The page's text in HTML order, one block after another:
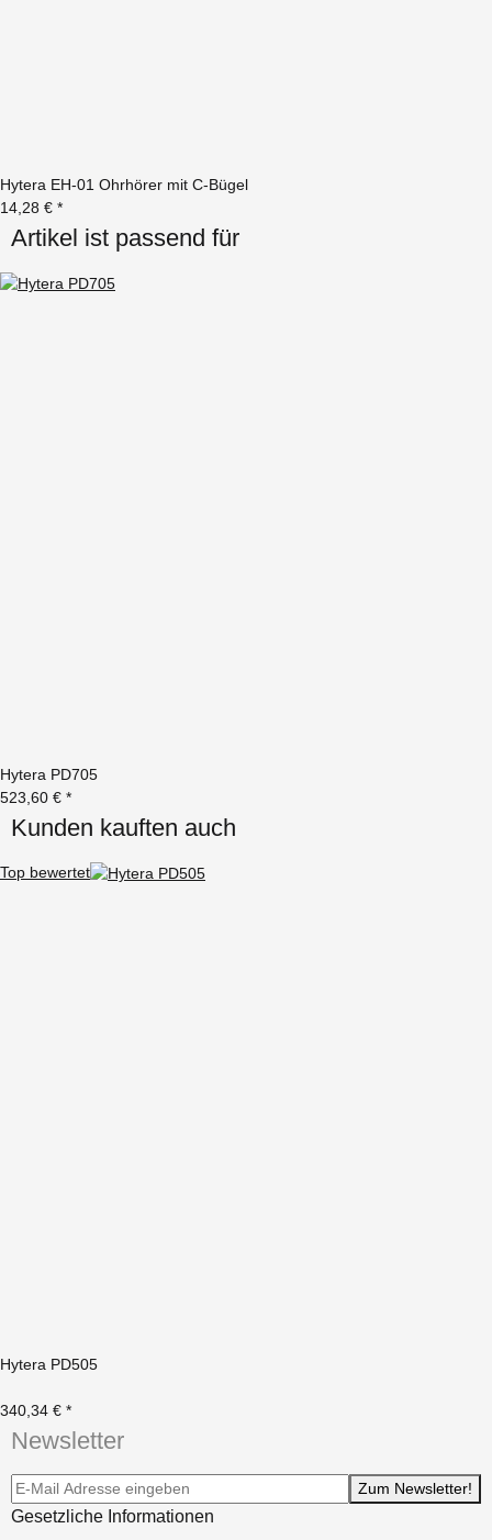
Hytera EH-01 Ohrhörer mit C-Bügel
14,28 € *
Artikel ist passend für
Hytera PD705
523,60 € *
Kunden kauften auch
Top bewertet
Hytera PD505
340,34 € *
Newsletter
Newsletter-Registrierung Zum Newsletter!
Gesetzliche Informationen